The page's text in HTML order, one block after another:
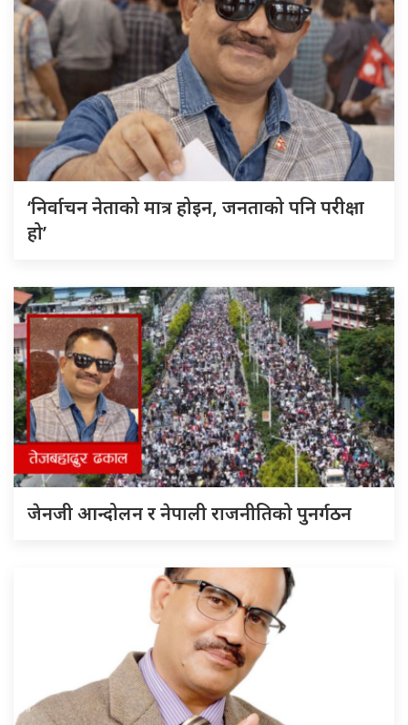
‘निर्वाचन नेताको मात्र होइन, जनताको पनि परीक्षा
हो’
जेनजी आन्दोलन र नेपाली राजनीतिको पुनर्गठन